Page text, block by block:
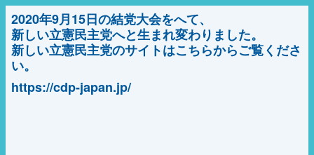
2020年9月15日の結党大会をへて、
新しい立憲民主党へと生まれ変わりました。
新しい立憲民主党のサイトはこちらからご覧くださ
い。
https://cdp-japan.jp/